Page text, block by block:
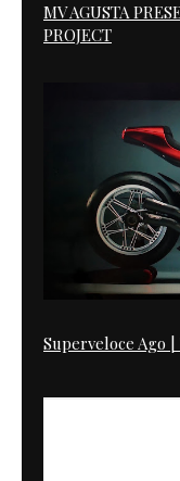
MV AGUSTA
PROJECT
Superveloce Ago |